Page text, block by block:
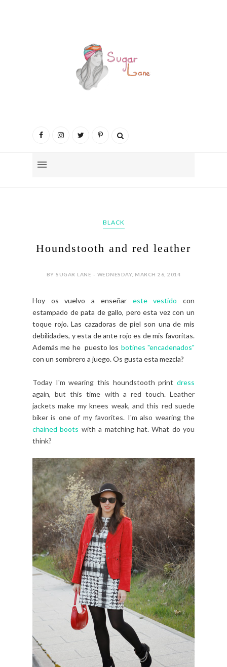
BLACK
Houndstooth and red leather
BY SUGAR LANE - WEDNESDAY, MARCH 26, 2014
Hoy os vuelvo a enseñar este vestido con
estampado de pata de gallo, pero esta vez con un
toque rojo. Las cazadoras de piel son una de mis
debilidades, y esta de ante rojo es de mis favoritas.
Además me he puesto los botines "encadenados"
con un sombrero a juego. Os gusta esta mezcla?
Today I'm wearing this houndstooth print dress
again, but this time with a red touch. Leather
jackets make my knees weak, and this red suede
biker is one of my favorites. I'm also wearing the
chained boots with a matching hat. What do you
think?